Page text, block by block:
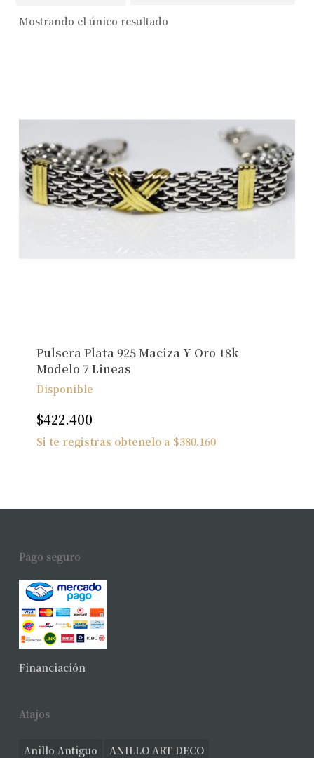
Mostrando el único resultado
Pulsera Plata 925 Maciza Y Oro 18k
Modelo 7 Lineas
Disponible
$422.400
Si te registras obtenelo a $380.160
Pago seguro
Financiación
Atajos
Anillo Antiguo
ANILLO ART DECO